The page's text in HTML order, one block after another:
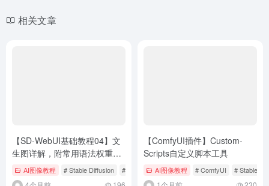
相关文章
【SD-WebUI基础教程04】文
生图详解，附常用语法权重和
脚本说明
AI图像教程 # Stable Diffusion # WebUI教程
【ComfyUI插件】Custom-
Scripts自定义脚本工具
AI图像教程 # ComfyUI # Stable